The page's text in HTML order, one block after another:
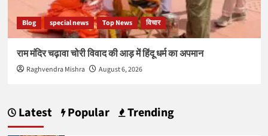
Blog special news Top News विचार
राम मंदिर चढ़ावा चोरी विवाद की आड़ में हिंदू धर्म का अपमान
Raghvendra Mishra August 6, 2026
Latest Popular Trending